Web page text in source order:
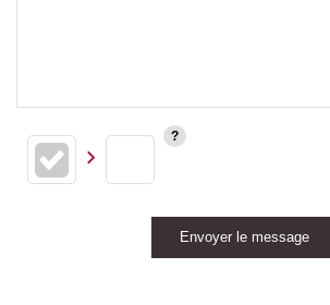
Envoyer le message